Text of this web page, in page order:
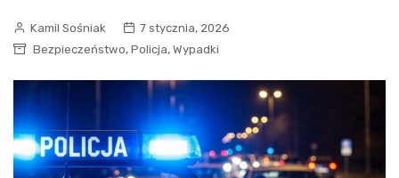
Kamil Sośniak
7 stycznia, 2026
Bezpieczeństwo, Policja, Wypadki